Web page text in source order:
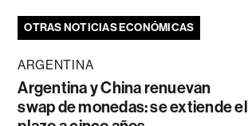
OTRAS NOTICIAS ECONÓMICAS
ARGENTINA
Argentina y China renuevan
swap de monedas: se extiende el